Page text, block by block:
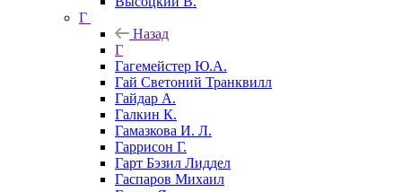
Г
Назад
Г
Гагемейстер Ю.А.
Гай Светоний Транквилл
Гайдар А.
Галкин К.
Гамазкова И. Л.
Гаррисон Г.
Гарт Бэзил Лиддел
Гаспаров Михаил